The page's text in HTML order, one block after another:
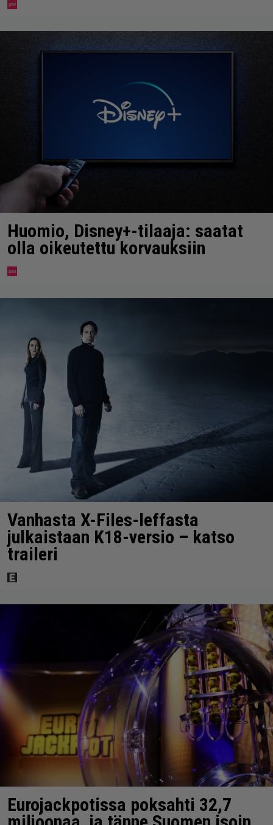
Huomio, Disney+-tilaaja: saatat
olla oikeutettu korvauksiin
Vanhasta X-Files-leffasta
julkaistaan K18-versio – katso
traileri
Eurojackpotissa poksahti 32,7